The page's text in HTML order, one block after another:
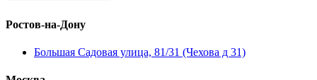
Ростов-на-Дону
Большая Садовая улица, 81/31 (Чехова д 31)